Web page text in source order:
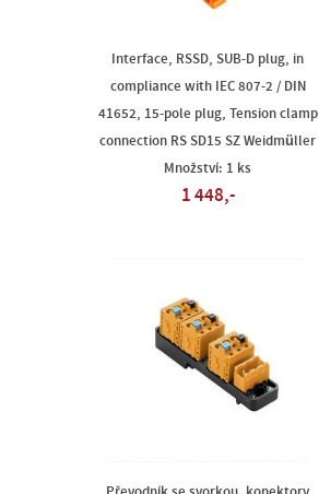
Interface, RSSD, SUB-D plug, in
compliance with IEC 807-2 / DIN
41652, 15-pole plug, Tension clamp
connection RS SD15 SZ Weidmüller
Množství: 1 ks
1 448,-